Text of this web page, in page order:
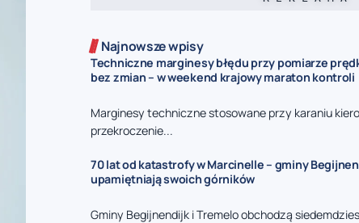
Najnowsze wpisy
Techniczne marginesy błędu przy pomiarze
bez zmian – w weekend krajowy maraton kontroli
Marginesy techniczne stosowane przy karaniu
przekroczenie...
70 lat od katastrofy w Marcinelle – gminy
upamiętniają swoich górników
Gminy Begijnendijk i Tremelo obchodzą